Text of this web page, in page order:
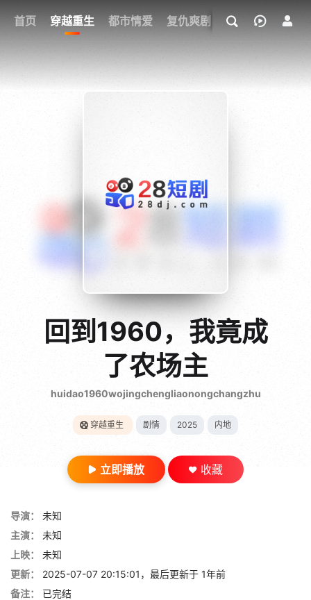
首页 穿越重生 都市情爱 复仇爽剧 玄幻武侠 奇幻
我的观影记录
{if condition="$obj.vod_points
28短剧
回到1960，我竟成
了农场主
huidao1960wojingchengliaonongchangzhu
穿越重生 剧情 2025 内地
立即播放 收藏
导演：
未知
主演：
未知
上映：
未知
更新：
2025-07-07 20:15:01，最后更新于 1年前
备注：
已完结